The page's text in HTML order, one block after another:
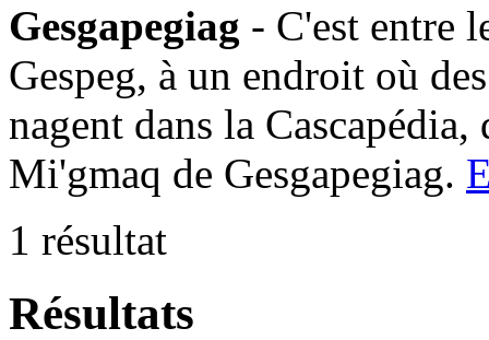
Gesgapegiag - C'est entre
Gespeg, à un endroit où
nagent dans la
Mi'gmaq de Gesgapegiag.
1 résultat
Résultats